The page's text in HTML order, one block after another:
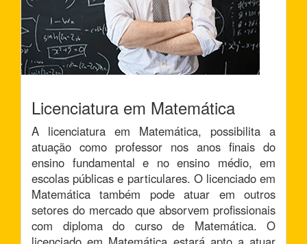
Licenciatura em Matemática
A licenciatura em Matemática, possibilita a
atuação como professor nos anos finais do
ensino fundamental e no ensino médio, em
escolas públicas e particulares. O licenciado em
Matemática também pode atuar em outros
setores do mercado que absorvem profissionais
com diploma do curso de Matemática. O